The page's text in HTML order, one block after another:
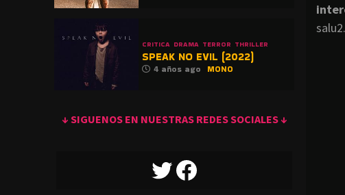
salu2.
CRITICA DRAMA TERROR THRILLER
SPEAK NO EVIL (2022)
4 años ago MONO
↓ SIGUENOS EN NUESTRAS REDES SOCIALES ↓
TWITTERFACEBOOK